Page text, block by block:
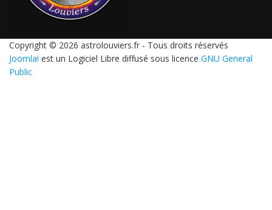
Copyright © 2026 astrolouviers.fr - Tous droits réservés
Joomla! est un Logiciel Libre diffusé sous licence GNU General
Public